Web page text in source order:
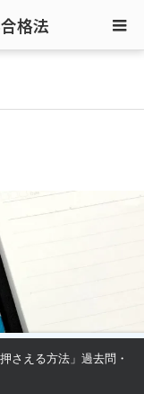
格法
さえる方法」過去問・